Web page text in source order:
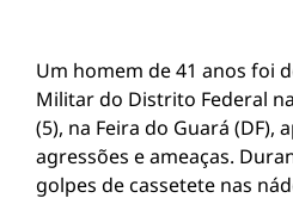
Um homem de 41 anos foi
Militar do Distrito Federal
(5), na Feira do Guará (DF),
agressões e ameaças.
golpes de cassetete nas